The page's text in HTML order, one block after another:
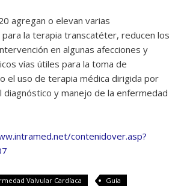
agregan o elevan varias
la terapia transcatéter, reducen los
en algunas afecciones y
vías útiles para la toma de
el uso de terapia médica dirigida por
diagnóstico y manejo de la enfermedad
contenidover.asp?
Valvular Cardíaca
Guía